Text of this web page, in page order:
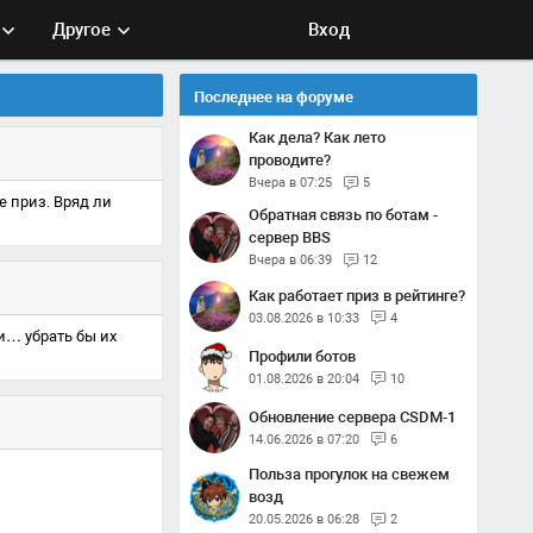
Другое Вход
приз. Вряд ли
убрать бы их
Последнее на форуме
Как дела? Как лето
проводите?
Вчера в 07:25 5
Обратная связь по ботам -
сервер BBS
Вчера в 06:39 12
Как работает приз в рейтинге?
03.08.2026 в 10:33 4
Профили ботов
01.08.2026 в 20:04 10
Обновление сервера CSDM-1
14.06.2026 в 07:20 6
Польза прогулок на свежем
возд
20.05.2026 в 06:28 2